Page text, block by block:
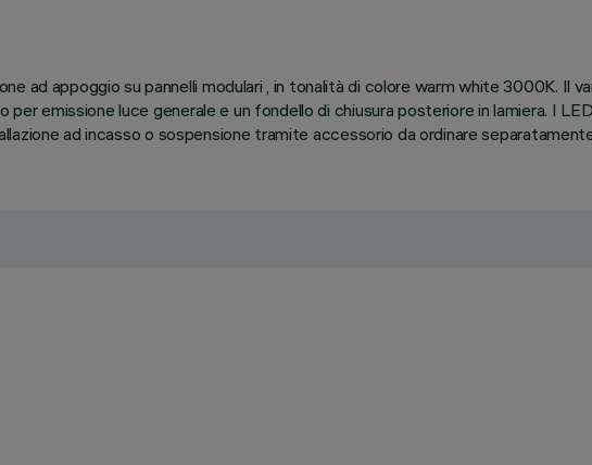
ad appoggio su pannelli modulari , in tonalità di colore warm white 3000K. Il
emissione luce generale e un fondello di chiusura posteriore in lamiera. I
ad incasso o sospensione tramite accessorio da ordinare